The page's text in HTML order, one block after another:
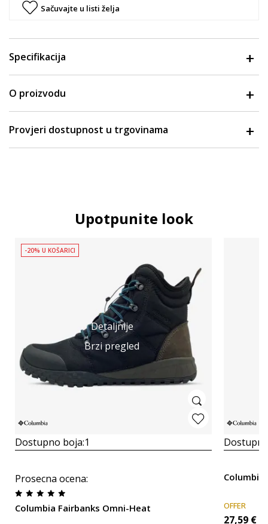
Sačuvajte u listi želja
Specifikacija
O proizvodu
Provjeri dostupnost u trgovinama
Upotpunite look
Detaljnije
Brzi pregled
-20% U KOŠARICI
Dostupno boja:1
Prosecna ocena:
Columbia Fairbanks Omni-Heat
Columbia
OFFER
27,59 €